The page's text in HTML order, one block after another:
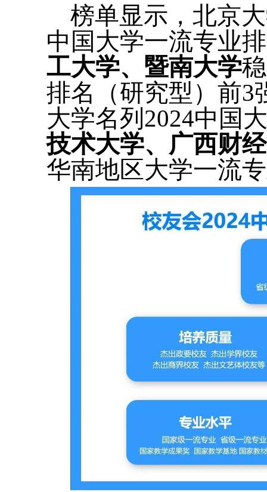
榜单显示，北京
中国大学一流专业
工大学、暨南大学
排名（研究型）前3
大学名列2024中国
技术大学、广西财
华南地区大学一流